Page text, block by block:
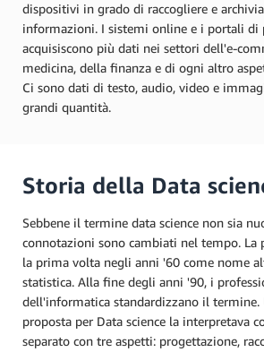
dispositivi in grado di raccogliere e
informazioni. I sistemi online e i portali di
acquisiscono più dati nei settori dell'e-
medicina, della finanza e di ogni altro
Ci sono dati di testo, audio, video e
grandi quantità.
Storia della Data
Sebbene il termine data science non sia
connotazioni sono cambiati nel tempo. La
la prima volta negli anni '60 come nome
statistica. Alla fine degli anni '90, i
dell'informatica standardizzano il termine.
proposta per Data science la interpretava
separato con tre aspetti: progettazione,